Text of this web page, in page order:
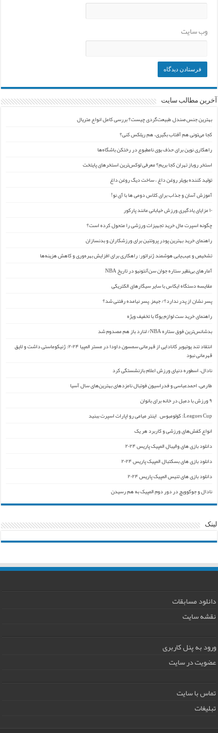
وب‌ سایت
آخرین مطالب سایت
بهترین جنس صندل طبیعت‌گردی چیست؟ بررسی کامل انواع متریال
کجا می‌تونی هم آفتاب بگیری، هم ریلکس کنی؟
راهکاری نوین برای حذف بوی نامطبوع در رختکن باشگاه‌ها
استخر روباز تهران کجا بریم؟ معرفی لوکس‌ترین استخرهای پایتخت
تولید کننده بویلر روغن داغ ، ساخت دیگ روغن داغ
آموزش آسان و جذاب برای کلاس دومی ها با آی نو!
۱۰ مزایای یادگیری ورزش خیابانی مانند پارکور
چگونه اسپرت مال خرید تجهیزات ورزشی را متحول کرده است؟
راهنمای خرید بهترین پودر پروتئین برای ورزشکاران و بدنسازان
تشخیص و عیب‌یابی هوشمند ژنراتور: راهکاری برای افزایش بهره‌وری و کاهش هزینه‌ها
آمارهای بی‌نظیر ستاره جوان سن‌آنتونیو در تاریخ NBA
مقایسه دستگاه ایکاس با سایر سیگارهای الکتریکی
پسر نشان از پدر ندارد؟/ جیمز ِ پسر نیامده رفتنی شد؟
راهنمای خرید ست لوازم یوگا با تخفیف ویژه
بدشانس‌ترین فوق ستاره NBA/ لنارد باز هم مصدوم شد
انتقاد تند یوتیوبر کانادایی از قهرمانی سمسون داودا در مستر المپیا ۲۰۲۴: ژنیکوماستی داشت و لایق
قهرمانی نبود
نادال، اسطوره دنیای ورزش اعلام بازنشستگی کرد
طارمی، احمدعباسی و فدراسیون فوتبال نامزدهای بهترین‌های سال آسیا
۹ ورزش با دمبل در خانه برای بانوان
Leagues Cup: کولومبوس – اینتر میامی رو اپارات اسپرت ببنید
انواع کفش‌های ورزشی و کاربرد هر یک
دانلود بازی های والیبال المپیک پاریس ۲۰۲۴
دانلود بازی های بسکتبال المپیک پاریس ۲۰۲۴
دانلود بازی های تنیس المپیک پاریس ۲۰۲۴
نادال و جوکوویچ در دور دوم المپیک به هم رسیدن
لینک
دانلود مسابقات
نقشه سایت
ورود به پنل کاربری
عضویت در سایت
تماس با سایت
تبلیغات